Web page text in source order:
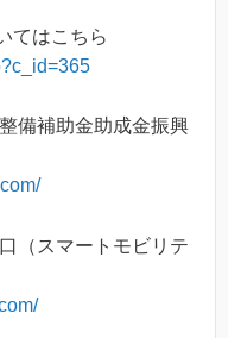
てはこちら
備補助金助成金振興
（スマートモビリテ